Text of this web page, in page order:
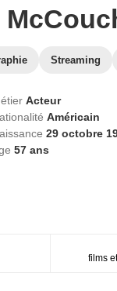
Streaming
Acteur
Américain
29 octobre
57 ans
films